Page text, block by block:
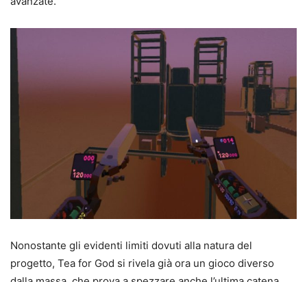
Nonostante gli evidenti limiti dovuti alla natura del
progetto, Tea for God si rivela già ora un gioco diverso